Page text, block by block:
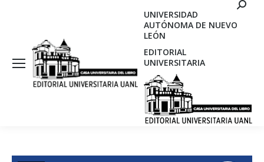
UNIVERSIDAD
AUTÓNOMA DE NUEVO
LEÓN
EDITORIAL
UNIVERSITARIA